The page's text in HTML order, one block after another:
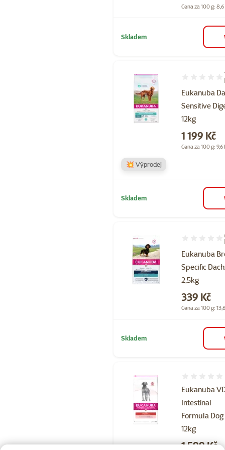
Cena za 100 g:
Skladem
Eukanuba
Sensitive
12kg
Hodnocení
Cena
1 199 Kč
Cena za 100 g: 9,6
💥 Výprodej
Skladem
Eukanuba
Specific
2,5kg
Hodnocení
Cena
339 Kč
Cena za 100 g:
Skladem
Eukanuba
Intestinal
Formula Dog
12kg
Cena
1 599 Kč